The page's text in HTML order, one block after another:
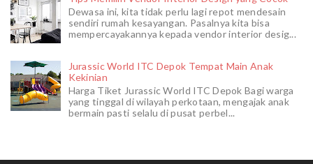
Dewasa ini, kita tidak perlu lagi repot mendesain
sendiri rumah kesayangan. Pasalnya kita bisa
mempercayakannya kepada vendor interior desig...
Jurassic World ITC Depok Tempat Main Anak
Kekinian
Harga Tiket Jurassic World ITC Depok Bagi warga
yang tinggal di wilayah perkotaan, mengajak anak
bermain pasti selalu di pusat perbel...